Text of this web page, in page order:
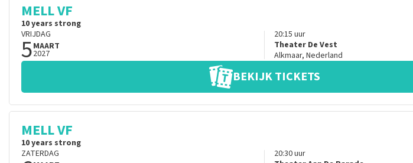
MELL VF
10 years strong
VRIJDAG
5MAART
2027
20:15 uur
Theater De Vest
Alkmaar, Nederland
BEKIJK TICKETS
MELL VF
10 years strong
ZATERDAG
20:30uur